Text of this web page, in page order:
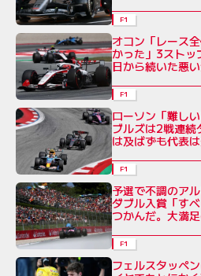
F1
オコン「レース
かった」3ストッ
日から続いた悪
F1
ローソン「難し
ブルズは2戦連続
は及ばずも代表
F1
予選で不調のア
ダブル入賞「す
つかんだ。大満
F1
フェルスタッペ